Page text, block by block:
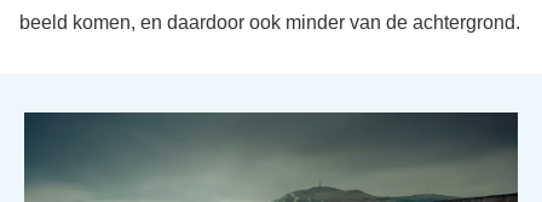
beeld komen, en daardoor ook minder van de achtergrond.